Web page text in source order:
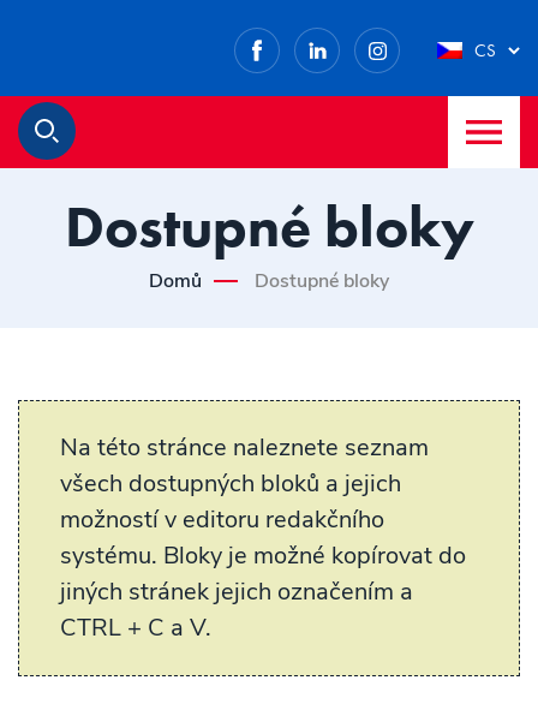
Facebook
LinkedInInstagram
CS
Dostupné bloky
Domů Dostupné bloky
Na této stránce naleznete seznam
všech dostupných bloků a jejich
možností v editoru redakčního
systému. Bloky je možné kopírovat do
jiných stránek jejich označením a
CTRL + C a V.